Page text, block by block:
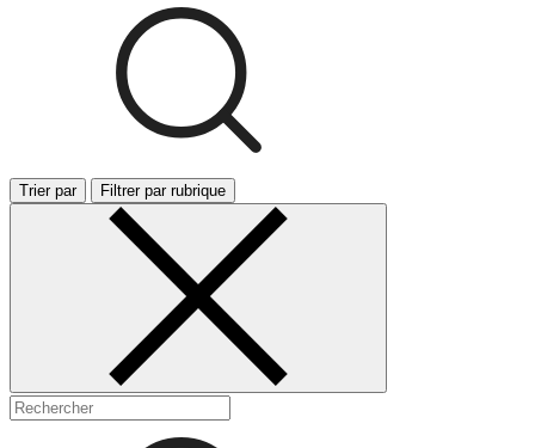
Trier par Filtrer par rubrique